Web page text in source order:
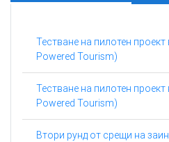
Тестване на пилотен
Powered Tourism)
Тестване на пилотен
Powered Tourism)
Втори рунд от срещи на